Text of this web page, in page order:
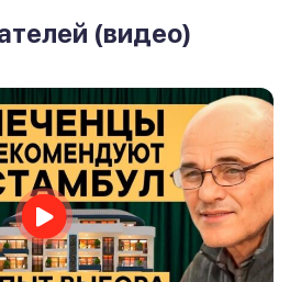
(видео)